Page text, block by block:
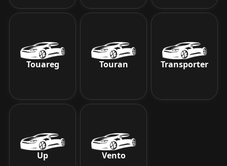
Touareg Touran Transporter
Up Vento